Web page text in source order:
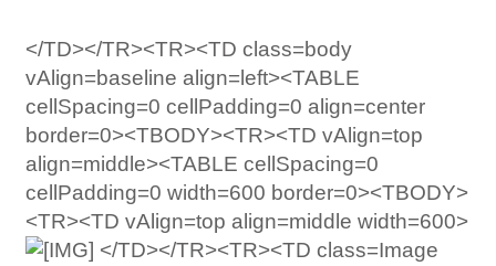
</TD></TR><TR><TD class=body
vAlign=baseline align=left><TABLE
cellSpacing=0 cellPadding=0 align=center
border=0><TBODY><TR><TD vAlign=top
align=middle><TABLE cellSpacing=0
cellPadding=0 width=600 border=0><TBODY>
<TR><TD vAlign=top align=middle width=600>
</TD></TR><TR><TD class=Image